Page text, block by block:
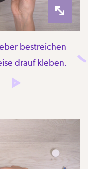
bestreichen
drauf kleben.